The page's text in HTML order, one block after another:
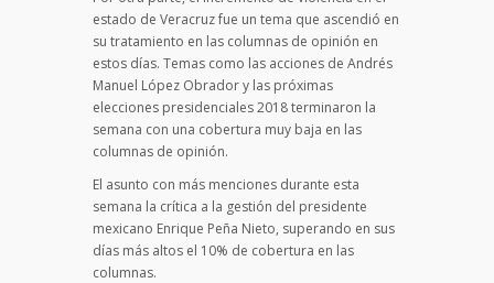
estado de Veracruz fue un tema que ascendió en
su tratamiento en las columnas de opinión en
estos días. Temas como las acciones de Andrés
Manuel López Obrador y las próximas
elecciones presidenciales 2018 terminaron la
semana con una cobertura muy baja en las
columnas de opinión.
El asunto con más menciones durante esta
semana la crítica a la gestión del presidente
mexicano Enrique Peña Nieto, superando en sus
días más altos el 10% de cobertura en las
columnas.